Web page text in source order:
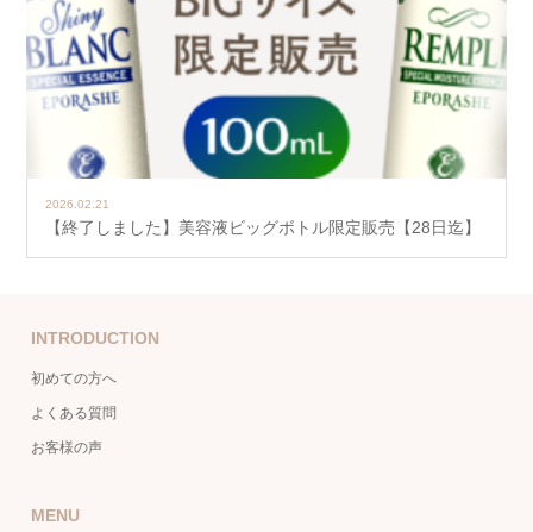
2026.02.21
【終了しました】美容液ビッグボトル限定販売【28日迄】
INTRODUCTION
初めての方へ
よくある質問
お客様の声
MENU